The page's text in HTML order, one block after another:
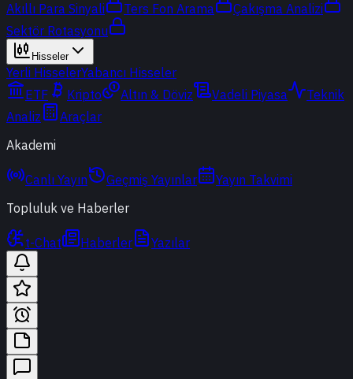
Akıllı Para Sinyali
Ters Fon Arama
Çakışma Analizi
Sektör Rotasyonu
Hisseler
Yerli HisselerYabancı Hisseler
ETF
Kripto Altın & Döviz Vadeli Piyasa
Teknik
Analiz
Araçlar
Akademi
Canlı Yayın Geçmiş Yayınlar
Yayın Takvimi
Topluluk ve Haberler
t-Chat Haberler Yazılar